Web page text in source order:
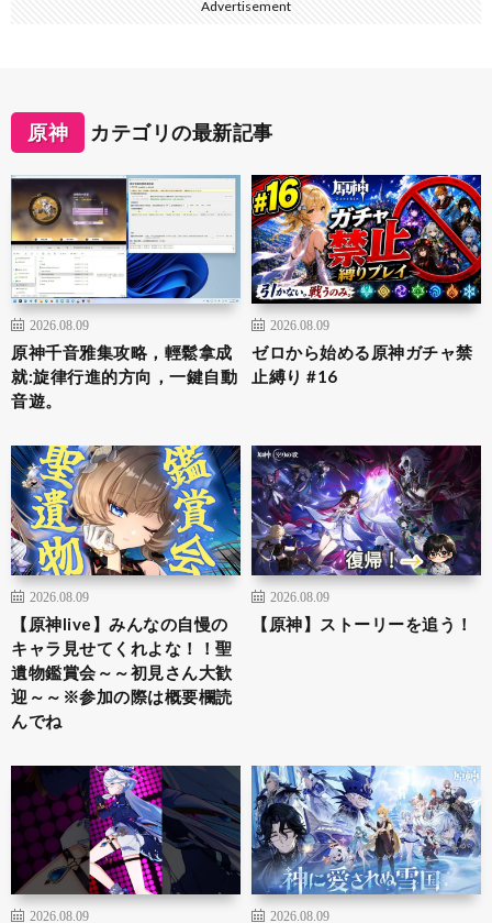
Advertisement
原神 カテゴリの最新記事
2026.08.09
原神千音雅集攻略，輕鬆拿成
就:旋律行進的方向，一鍵自動
音遊。
2026.08.09
ゼロから始める原神ガチャ禁
止縛り #16
2026.08.09
【原神live】みんなの自慢の
キャラ見せてくれよな！！聖
遺物鑑賞会～～初見さん大歓
迎～～※参加の際は概要欄読
んでね
2026.08.09
【原神】ストーリーを追う！
2026.08.09 2026.08.09